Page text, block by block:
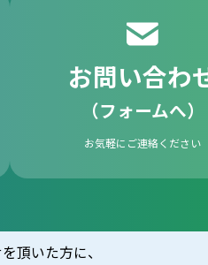
お問い合わ
（フォームへ）
お気軽にご連絡ください
頂いた方に、